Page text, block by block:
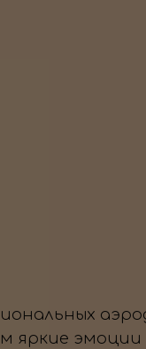
яркие эмоции